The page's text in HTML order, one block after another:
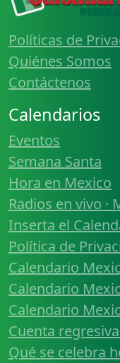
Políticas de
Quiénes Somos
Contáctenos
Calendarios
Eventos
Semana Santa
Hora en Mexico
Radios en vivo ·
Inserta el
Política de
Calendario
Calendario
Calendario
Cuenta
Qué se celebra